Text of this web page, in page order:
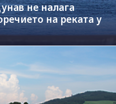
не налага
на реката у